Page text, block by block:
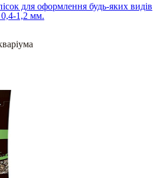
для оформлення будь-яких видів
0,4-1,2 мм.